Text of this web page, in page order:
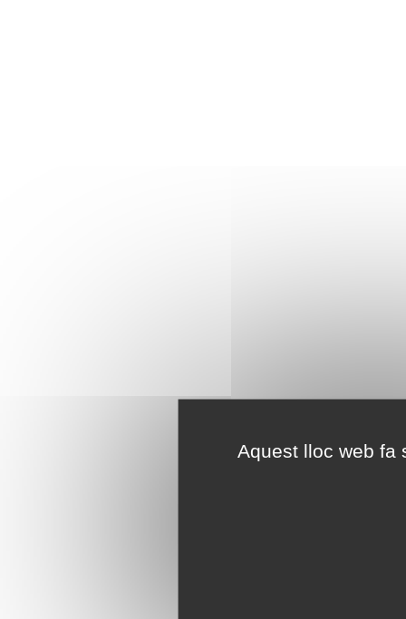
Aquest lloc web fa